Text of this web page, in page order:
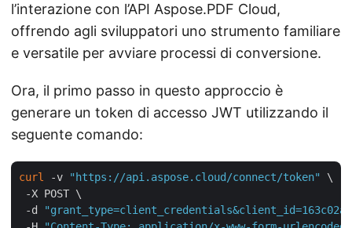
l’interazione con l’API Aspose.PDF Cloud,
offrendo agli sviluppatori uno strumento familiare
e versatile per avviare processi di conversione.
Ora, il primo passo in questo approccio è
generare un token di accesso JWT utilizzando il
seguente comando:
curl -v "https://api.aspose.cloud/connect/token"
\
-X POST \
-d